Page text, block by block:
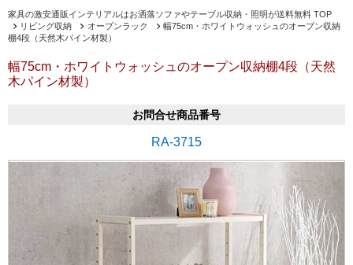
家具の激安通販インテリアルはお洒落ソファやテーブル収納・照明が送料無料 TOP
リビング収納
オープンラック
幅75cm・ホワイトウォッシュのオープン収納
棚4段（天然木パイン材製）
幅75cm・ホワイトウォッシュのオープン収納棚4段（天然
木パイン材製）
お問合せ商品番号
RA-3715